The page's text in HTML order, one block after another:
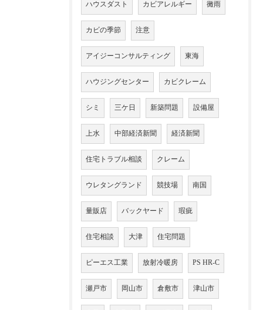
ハウスダスト カビアレルギー 黴雨
カビの季節 注意
アイジーコンサルティング 東海
ハウジングセンター カビクレーム
シミ 三ケ日 新築問題 設備屋
上水 中部経済新聞 経済新聞
住宅トラブル相談 クレーム
ウレタングランド 競技場 南国
量販店 バックヤード 瑕疵
住宅相談 大津 住宅問題
ピーエス工業 放射冷暖房 PS HR-C
瀬戸市 岡山市 倉敷市 津山市